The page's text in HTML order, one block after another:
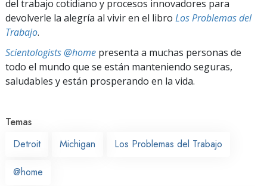
del trabajo cotidiano y procesos innovadores para
devolverle la alegría al vivir en el libro Los Problemas del
Trabajo.
Scientologists @home presenta a muchas personas de
todo el mundo que se están manteniendo seguras,
saludables y están prosperando en la vida.
Temas
Detroit
Michigan Los Problemas del Trabajo
@home